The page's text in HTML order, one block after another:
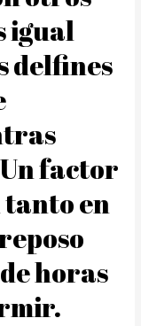
igual
delfines
factor
en
horas